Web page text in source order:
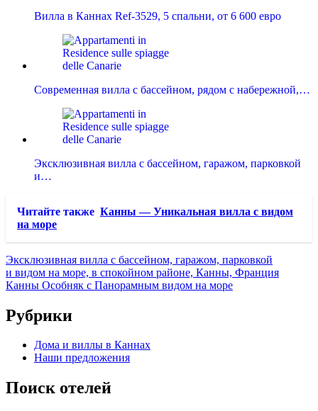
Вилла в Каннах Ref-3529, 5 спальни, от 6 600 евро
Современная вилла с бассейном, рядом с набережной,…
Эксклюзивная вилла с бассейном, гаражом, парковкой
и…
Читайте также Канны — Уникальная вилла с видом
на море
Эксклюзивная вилла с бассейном, гаражом, парковкой
и видом на море, в спокойном районе, Канны, Франция
Канны Особняк с Панорамным видом на море
Рубрики
Дома и виллы в Каннах
Наши предложения
Поиск отелей